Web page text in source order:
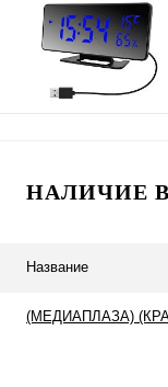
НАЛИЧИЕ
Название
(МЕДИАПЛАЗА)